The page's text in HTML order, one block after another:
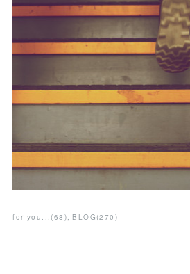
for you... (68 ) BLOG (270 )